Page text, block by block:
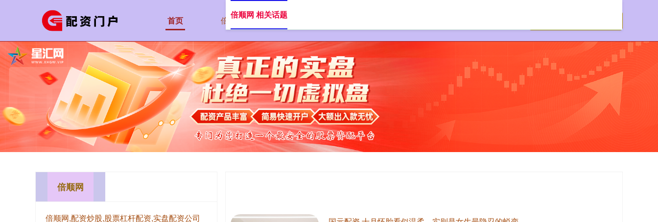
首页 倍顺网 配资炒股
倍顺网 相关话题
倍顺网
倍顺网,配资炒股,股票杠杆配资,实盘配资公司